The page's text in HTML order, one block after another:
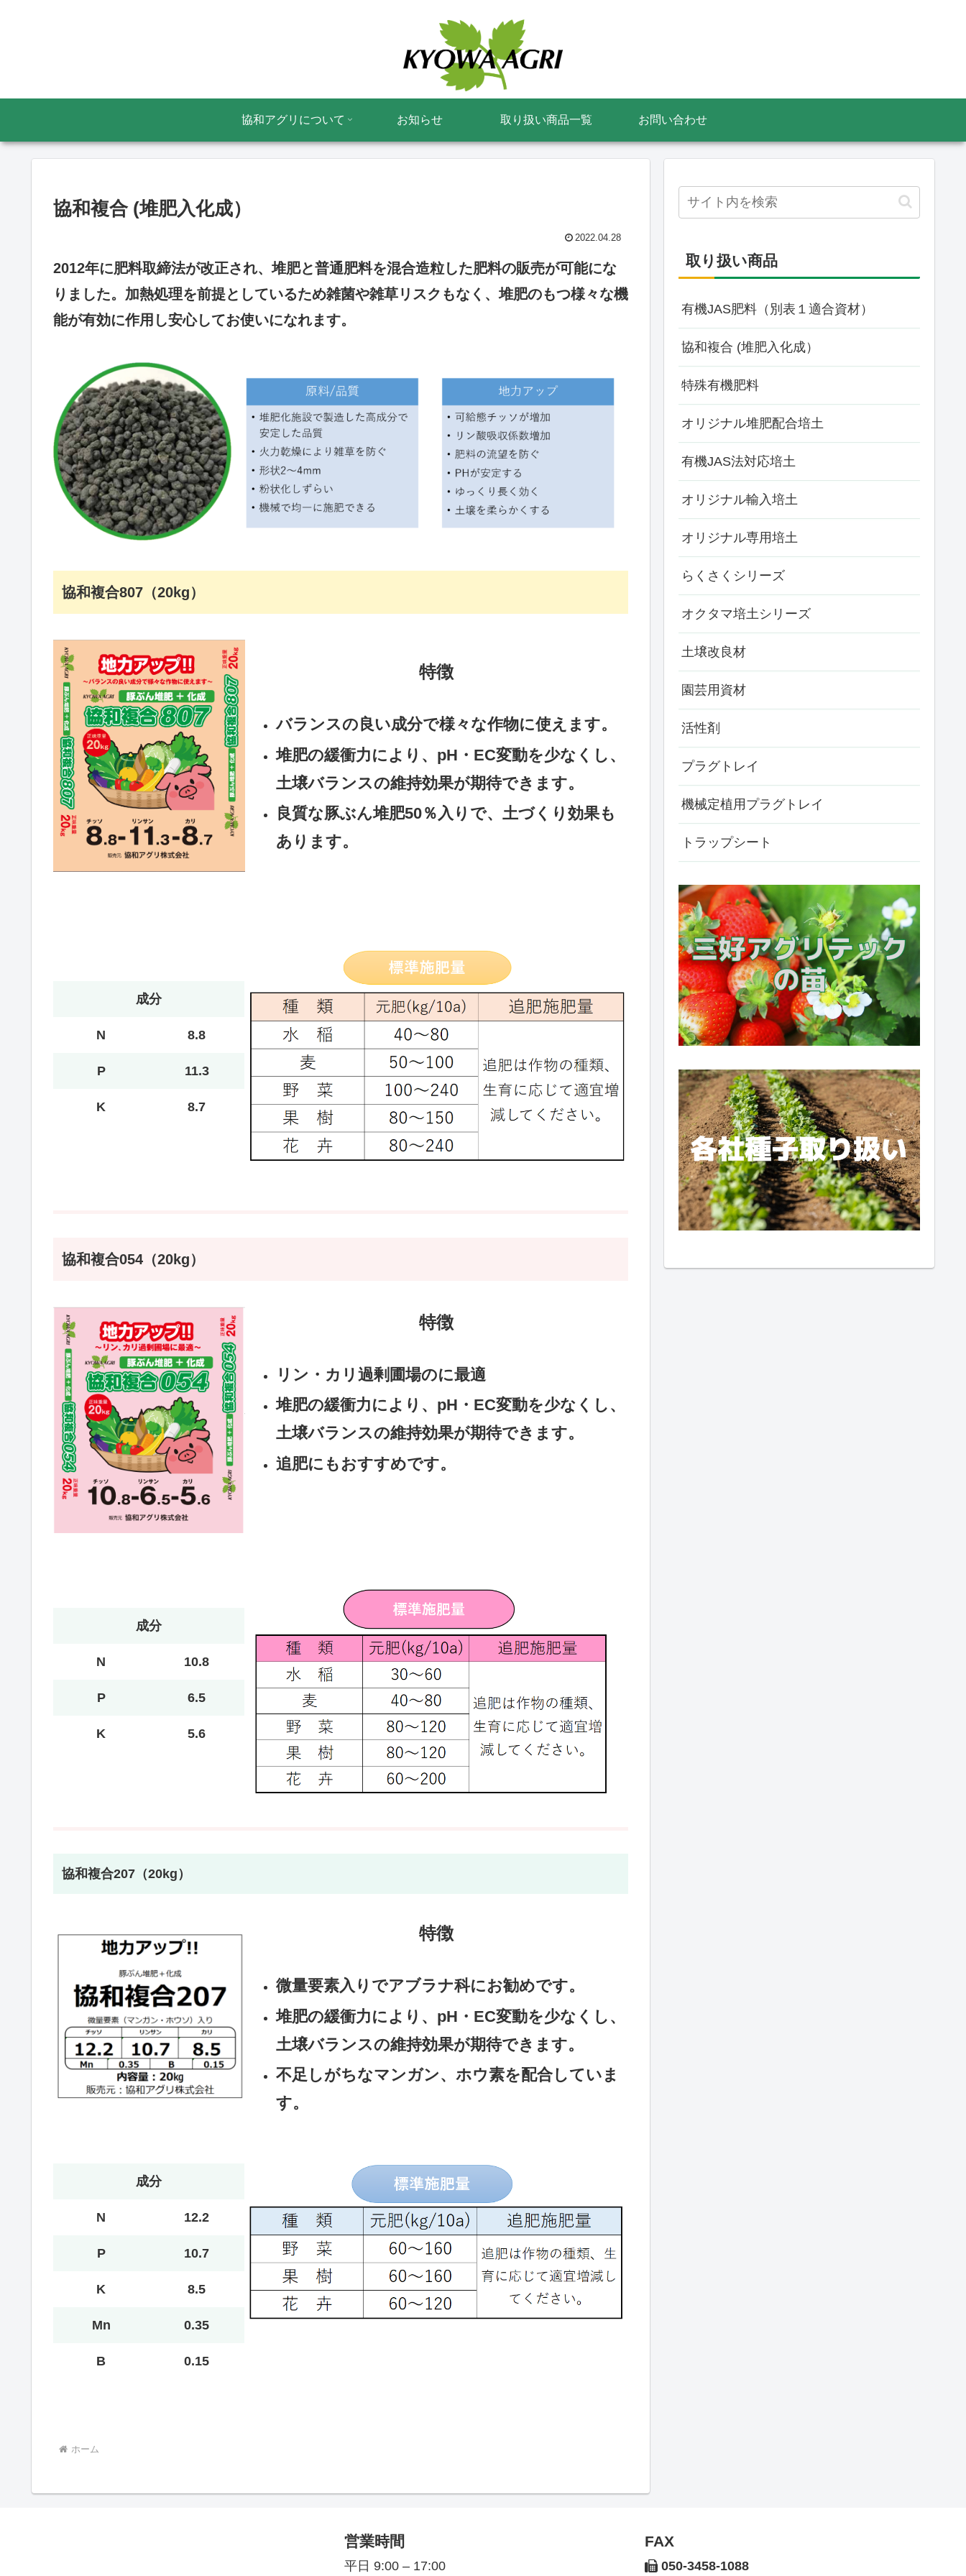
協和アグリについて お知らせ 取り扱い商品一覧 お問い合わせ
協和複合 (堆肥入化成）
2022.04.28
2012年に肥料取締法が改正され、堆肥と普通肥料を混合造粒した肥料の販売が可能にな
りました。加熱処理を前提としているため雑菌や雑草リスクもなく、堆肥のもつ様々な機
能が有効に作用し安心してお使いになれます。
協和複合807（20kg）
特徴
バランスの良い成分で様々な作物に使えます。
堆肥の緩衝力により、pH・EC変動を少なくし、
土壌バランスの維持効果が期待できます。
良質な豚ぶん堆肥50％入りで、土づくり効果も
あります。
成分
N 8.8
P 11.3
K 8.7
協和複合054（20kg）
特徴
リン・カリ過剰 圃場のに最適
堆肥の緩衝力により、pH・EC変動を少なくし、
土壌バランスの維持効果が期待できます。
追肥にもおすすめです。
成分
N 10.8
P 6.5
K 5.6
協和複合207（20kg）
特徴
微量要素入りでアブラナ科にお勧めです。
堆肥の緩衝力により、pH・EC変動を少なくし、
土壌バランスの維持効果が期待できます。
不足しがちなマンガン、ホウ素を配合していま
す。
成分
N 12.2
P 10.7
K 8.5
Mn 0.35
B 0.15
ホーム
取り扱い商品
有機JAS肥料（別表１適合資材）
協和複合 (堆肥入化成）
特殊有機肥料
オリジナル堆肥配合培土
有機JAS法対応培土
オリジナル輸入培土
オリジナル専用培土
らくさくシリーズ
オクタマ培土シリーズ
土壌改良材
園芸用資材
活性剤
プラグトレイ
機械定植用プラグトレイ
トラップシート
営業時間
平日 9:00 – 17:00
FAX
050-3458-1088